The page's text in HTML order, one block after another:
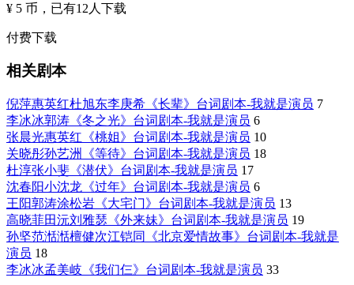
¥ 5 币 ，已有12 人下载
付费下载
相关剧本
倪萍惠英红杜旭东李庚希《长辈》台词剧本-我就是演员 7
李冰冰郭涛《冬之光》台词剧本-我就是演员 6
张晨光惠英红《桃姐》台词剧本-我就是演员 10
关晓彤孙艺洲《等待》台词剧本-我就是演员 18
杜淳张小斐《潜伏》台词剧本-我就是演员 17
沈春阳小沈龙《过年》台词剧本-我就是演员 6
王阳郭涛涂松岩《大宅门》台词剧本-我就是演员 13
高晓菲田沅刘雅瑟《外来妹》台词剧本-我就是演员 19
孙坚范湉湉檀健次江铠同《北京爱情故事》台词剧本-我就是
演员 18
李冰冰孟美岐《我们仨》台词剧本-我就是演员 33